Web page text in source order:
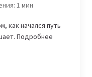
1мин
как начался путь
Подробнее